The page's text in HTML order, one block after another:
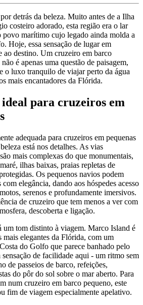
detrás da beleza. Muito antes de a Ilha
costeiro adorado, esta região era o lar
povo marítimo cujo legado ainda molda a
Hoje, essa sensação de lugar em
ao destino. Um cruzeiro em barco
é apenas uma questão de paisagem,
o luxo tranquilo de viajar perto da água
mais encantadores da Flórida.
para cruzeiros em
adequada para cruzeiros em pequenas
está nos detalhes. As vias
mais complexas do que monumentais,
ilhas baixas, praias repletas de
Os pequenos navios podem
elegância, dando aos hóspedes acesso
serenos e profundamente imersivos.
de cruzeiro que tem menos a ver com
descoberta e ligação.
um tom distinto à viagem. Marco Island é
mais elegantes da Flórida, com um
do Golfo que parece banhado pelo
de facilidade aqui - um ritmo sem
de passeios de barco, refeições,
do pôr do sol sobre o mar aberto. Para
num cruzeiro em barco pequeno, este
fim de viagem especialmente apelativo.